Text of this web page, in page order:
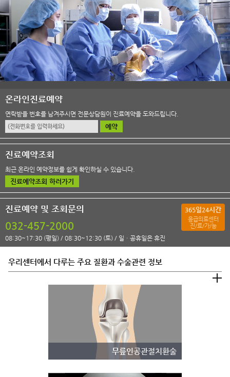
온라인진료예약
연락받을 번호를 남겨주시면 전문상담원이 진료예약을 도와드립니다.
예약
진료예약조회
최근 온라인 예약정보를 쉽게 확인하실 수 있습니다.
진료예약조회 하러가기
진료예약 및 조회문의
032-457-2000
365일24시간
응급의료센터
진/료/가/능
08:30~17:30 (평일) / 08:30~12:30 (토) / 일ㆍ공휴일은 휴진
우리센터에서 다루는 주요 질환과 수술관련 정보
무릎인공관절치환술